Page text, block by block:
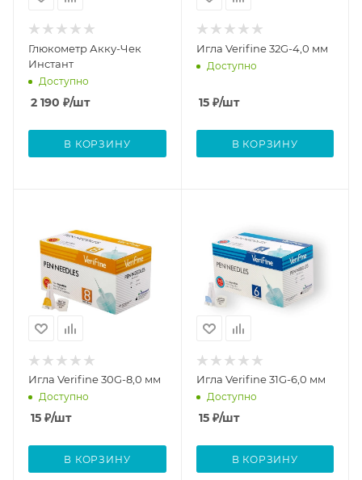
Глюкометр Акку-Чек
Инстант
Доступно
2 190 ₽/шт
В КОРЗИНУ
Игла Verifine 32G-4,0 мм
Доступно
15₽/шт
В КОРЗИНУ
Игла Verifine 30G-8,0 мм
Доступно
15 ₽/шт
В КОРЗИНУ
Игла Verifine 31G-6,0 мм
Доступно
15₽/шт
В КОРЗИНУ